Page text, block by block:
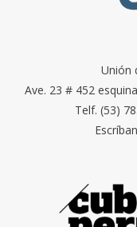
Unión
Ave. 23 # 452
Telf. (53)